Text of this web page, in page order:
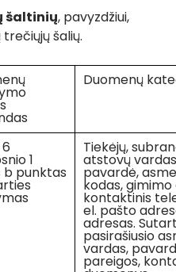
šaltinių, pavyzdžiui,
šalių.
Duomenų
1
b punktas
Tiekėjų,
atstovų
pavardė,
kodas,
kontaktinis
el. pašto
adresas.
pasirašiusio
vardas,
pareigos,